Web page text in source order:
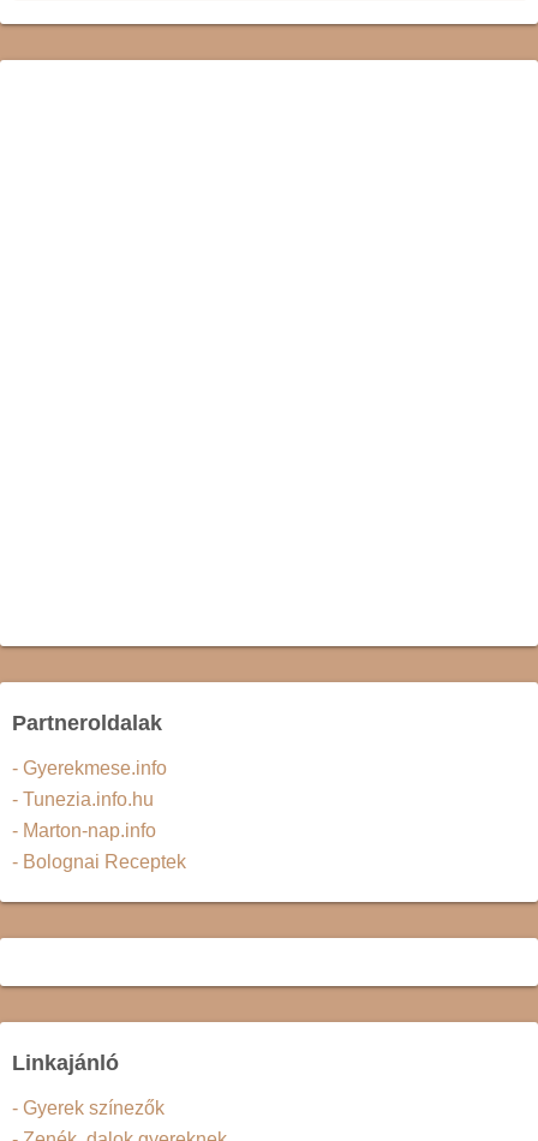
Partneroldalak
- Gyerekmese.info
- Tunezia.info.hu
- Marton-nap.info
- Bolognai Receptek
Linkajánló
- Gyerek színezők